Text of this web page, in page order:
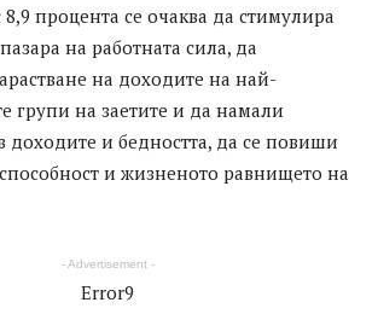
процента се очаква да стимулира
на работната сила, да
на доходите на най-
групи на заетите и да намали
доходите и бедността, да се повиши
и жизненото равнището на
- Advertisement -
Error9